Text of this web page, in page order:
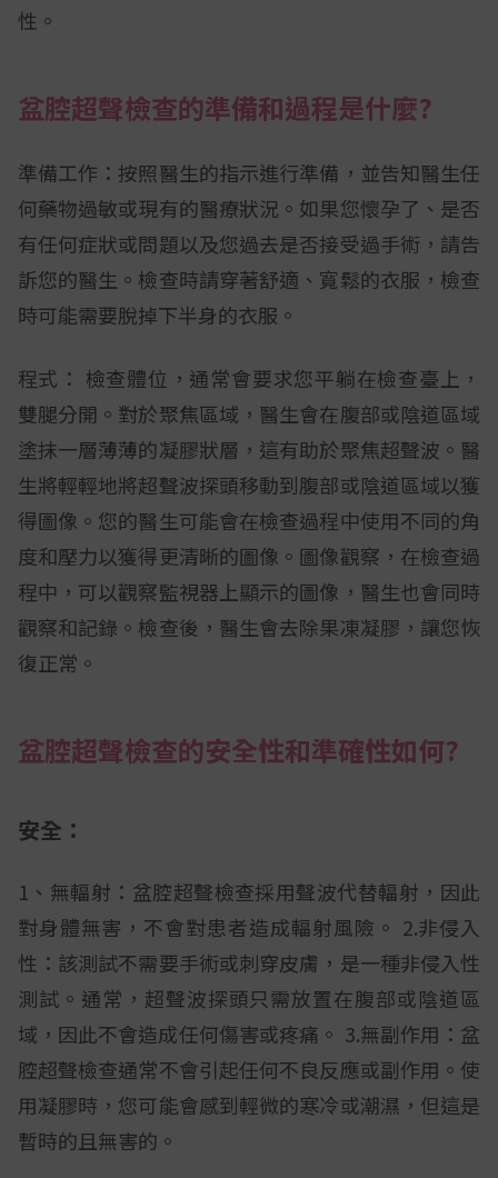
性。
盆腔超聲檢查的準備和過程是什麼?
準備工作：按照醫生的指示進行準備，並告知醫生任
何藥物過敏或現有的醫療狀況。如果您懷孕了、是否
有任何症狀或問題以及您過去是否接受過手術，請告
訴您的醫生。檢查時請穿著舒適、寬鬆的衣服，檢查
時可能需要脫掉下半身的衣服。
程式： 檢查體位，通常會要求您平躺在檢查臺上，
雙腿分開。對於聚焦區域，醫生會在腹部或陰道區域
塗抹一層薄薄的凝膠狀層，這有助於聚焦超聲波。醫
生將輕輕地將超聲波探頭移動到腹部或陰道區域以獲
得圖像。您的醫生可能會在檢查過程中使用不同的角
度和壓力以獲得更清晰的圖像。圖像觀察，在檢查過
程中，可以觀察監視器上顯示的圖像，醫生也會同時
觀察和記錄。檢查後，醫生會去除果凍凝膠，讓您恢
復正常。
盆腔超聲檢查的安全性和準確性如何?
安全：
1、無輻射：盆腔超聲檢查採用聲波代替輻射，因此
對身體無害，不會對患者造成輻射風險。 2.非侵入
性：該測試不需要手術或刺穿皮膚，是一種非侵入性
測試。通常，超聲波探頭只需放置在腹部或陰道區
域，因此不會造成任何傷害或疼痛。 3.無副作用：盆
腔超聲檢查通常不會引起任何不良反應或副作用。使
用凝膠時，您可能會感到輕微的寒冷或潮濕，但這是
暫時的且無害的。